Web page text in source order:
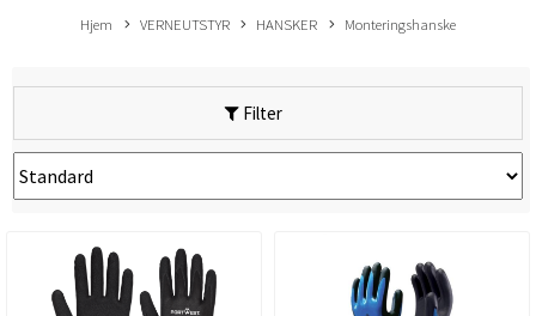
Hjem VERNEUTSTYR HANSKER Monteringshanske
Filter